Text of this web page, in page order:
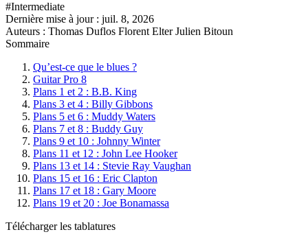
#Intermediate
Dernière mise à jour : juil. 8, 2026
Auteurs : Thomas Duflos Florent Elter Julien Bitoun
Sommaire
Qu’est-ce que le blues ?
Guitar Pro 8
Plans 1 et 2 : B.B. King
Plans 3 et 4 : Billy Gibbons
Plans 5 et 6 : Muddy Waters
Plans 7 et 8 : Buddy Guy
Plans 9 et 10 : Johnny Winter
Plans 11 et 12 : John Lee Hooker
Plans 13 et 14 : Stevie Ray Vaughan
Plans 15 et 16 : Eric Clapton
Plans 17 et 18 : Gary Moore
Plans 19 et 20 : Joe Bonamassa
Télécharger les tablatures